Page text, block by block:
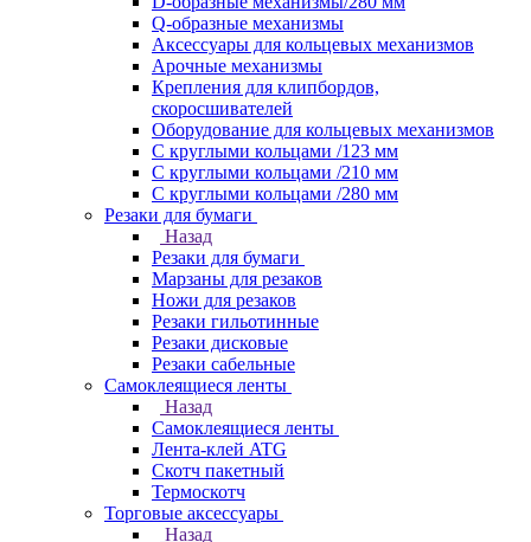
Q-образные механизмы
Аксессуары для кольцевых механизмов
Арочные механизмы
Крепления для клипбордов,
скоросшивателей
Оборудование для кольцевых механизмов
С круглыми кольцами /123 мм
С круглыми кольцами /210 мм
С круглыми кольцами /280 мм
Резаки для бумаги
Назад
Резаки для бумаги
Марзаны для резаков
Ножи для резаков
Резаки гильотинные
Резаки дисковые
Резаки сабельные
Самоклеящиеся ленты
Назад
Самоклеящиеся ленты
Лента-клей ATG
Скотч пакетный
Термоскотч
Торговые аксессуары
Назад